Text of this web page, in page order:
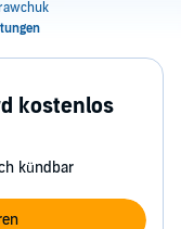
kostenlos
kündbar